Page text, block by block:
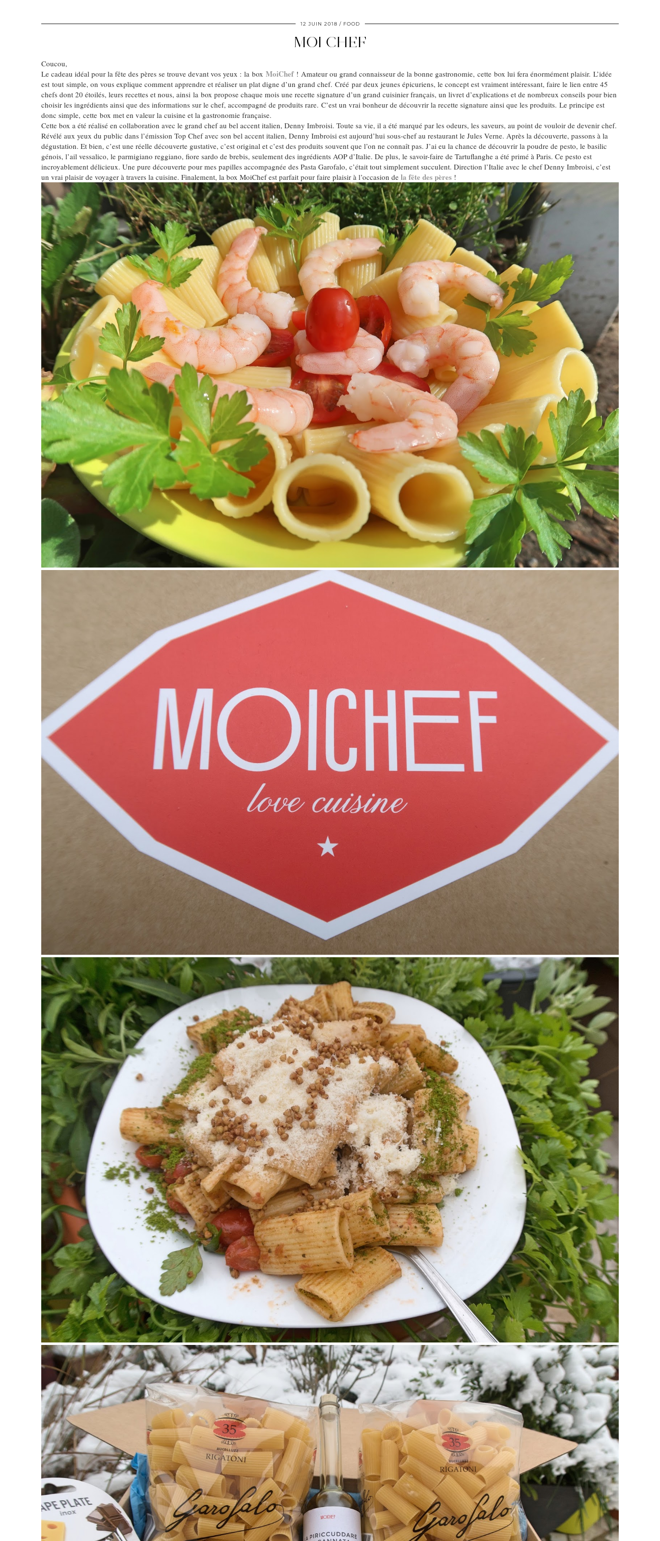
12 JUIN 2018 FOOD
MOI CHEF
Coucou,
Le cadeau idéal pour la fête des pères se trouve devant vos yeux : la box MoiChef! Amateur ou grand connaisseur de la bonne gastronomie, cette box lui fera énormément plaisir. L’idée
est tout simple, on vous explique comment apprendre et réaliser un plat digne d’un grand chef. Créé par deux jeunes épicuriens, le concept est vraiment intéressant, faire le lien entre 45
chefs dont 20 étoilés, leurs recettes et nous, ainsi la box propose chaque mois une recette signature d’un grand cuisinier français, un livret d’explications et de nombreux conseils pour bien
choisir les ingrédients ainsi que des informations sur le chef, accompagné de produits rare. C’est un vrai bonheur de découvrir la recette signature ainsi que les produits. Le principe est
donc simple, cette box met en valeur la cuisine et la gastronomie française.
Cette box a été réalisé en collaboration avec le grand chef au bel accent italien, Denny Imbroisi. Toute sa vie, il a été marqué par les odeurs, les saveurs, au point de vouloir de devenir chef.
Révélé aux yeux du public dans l’émission Top Chef avec son bel accent italien, Denny Imbroisi est aujourd’hui sous-chef au restaurant le Jules Verne. Après la découverte, passons à la
dégustation. Et bien, c’est une réelle découverte gustative, c’est original et c’est des produits souvent que l’on ne connaît pas. J’ai eu la chance de découvrir la poudre de pesto, le basilic
génois, l’ail vessalico, le parmigiano reggiano, fiore sardo de brebis, seulement des ingrédients AOP d’Italie. De plus, le savoir-faire de Tartuflanghe a été primé à Paris. Ce pesto est
incroyablement délicieux. Une pure découverte pour mes papilles accompagnée des Pasta Garofalo, c’était tout simplement succulent. Direction l’Italie avec le chef Denny Imbroisi, c’est
un vrai plaisir de voyager à travers la cuisine. Finalement, la box MoiChef est parfait pour faire plaisir à l’occasion de la fête des pères !